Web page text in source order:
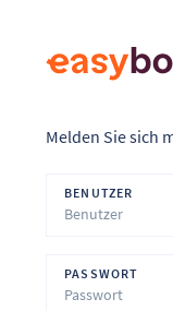
Melden Sie sich
BENUTZER
PASSWORT